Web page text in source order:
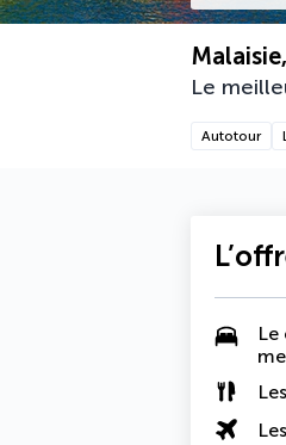
Le
Autotour
Le
Les